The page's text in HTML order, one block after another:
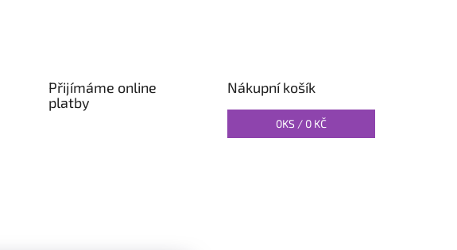
Přijímáme online
platby
Nákupní košík
0KS / 0 KČ